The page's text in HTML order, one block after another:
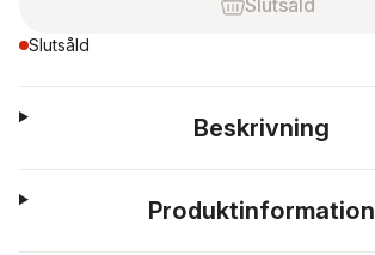
Slutsåld
Slutsåld
Beskrivning
Produktinformation